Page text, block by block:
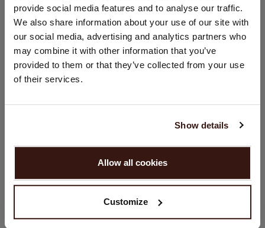
provide social media features and to analyse our traffic.
We also share information about your use of our site with
our social media, advertising and analytics partners who
may combine it with other information that you’ve
provided to them or that they’ve collected from your use
of their services.
Show details
Allow all cookies
Customize
PFLEGEHINWEISE
VERSAND & RÜCKGABE
Sie besuchen Repeat cashmere von Niederlande (€) aus.
Möchten Sie Ihre Standort aktualisieren?
Vereinigte Staaten ($)
WEITER